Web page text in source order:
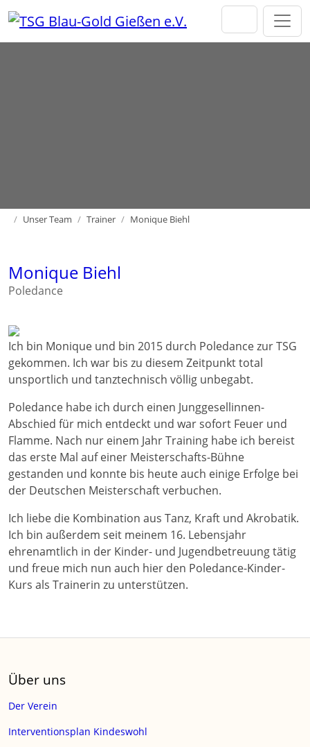
Direkt zur Hauptnavigation springen
Direkt zum Inhalt springen
HomeUnser Team Trainer Monique Biehl
Monique Biehl
Poledance
Ich bin Monique und bin 2015 durch Poledance zur TSG
gekommen. Ich war bis zu diesem Zeitpunkt total
unsportlich und tanztechnisch völlig unbegabt.
Poledance habe ich durch einen Junggesellinnen-
Abschied für mich entdeckt und war sofort Feuer und
Flamme. Nach nur einem Jahr Training habe ich bereist
das erste Mal auf einer Meisterschafts-Bühne
gestanden und konnte bis heute auch einige Erfolge bei
der Deutschen Meisterschaft verbuchen.
Ich liebe die Kombination aus Tanz, Kraft und Akrobatik.
Ich bin außerdem seit meinem 16. Lebensjahr
ehrenamtlich in der Kinder- und Jugendbetreuung tätig
und freue mich nun auch hier den Poledance-Kinder-
Kurs als Trainerin zu unterstützen.
Über uns
Der Verein
Interventionsplan Kindeswohl